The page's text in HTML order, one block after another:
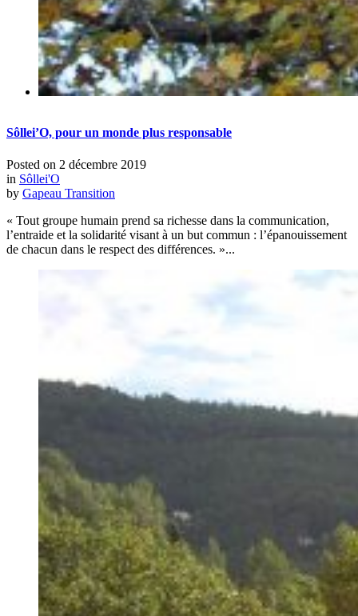
Sôllei’O, pour un monde plus responsable
Posted on 2 décembre 2019
in Sôllei'O
by Gapeau Transition
« Tout groupe humain prend sa richesse dans la communication,
l’entraide et la solidarité visant à un but commun : l’épanouissement
de chacun dans le respect des différences. »...